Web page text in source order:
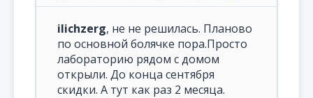
ilichzerg, не не решилась. Планово
по основной болячке пора.Просто
лабораторию рядом с домом
открыли. До конца сентября
скидки. А тут как раз 2 месяца.